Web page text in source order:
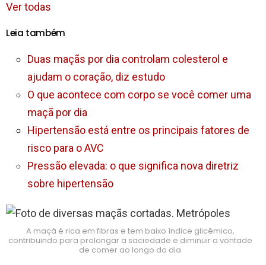
Ver todas
Leia também
Duas maçãs por dia controlam colesterol e
ajudam o coração, diz estudo
O que acontece com corpo se você comer uma
maçã por dia
Hipertensão está entre os principais fatores de
risco para o AVC
Pressão elevada: o que significa nova diretriz
sobre hipertensão
A maçã é rica em fibras e tem baixo índice glicêmico,
contribuindo para prolongar a saciedade e diminuir a vontade
de comer ao longo do dia